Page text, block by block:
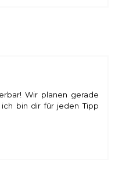
Wir planen gerade
bin dir für jeden Tipp